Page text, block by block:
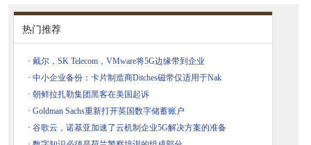
热门推荐
· 戴尔，SK Telecom，VMware将5G边缘带到企业
· 中小企业备份：卡片制造商Ditches磁带仅适用于Nak
· 朝鲜拉扎勒集团黑客在美国起诉
· Goldman Sachs重新打开英国数字储蓄账户
· 谷歌云，诺基亚加速了云机制企业5G解决方案的准备